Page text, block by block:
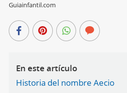
Guiainfantil.com
En este artículo
Historia del nombre Aecio